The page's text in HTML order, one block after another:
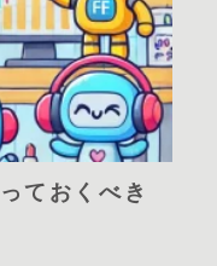
ておくべき